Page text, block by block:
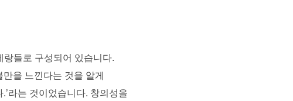
들로 구성되어 있습니다.
을 느낀다는 것을 알게
라는 것이었습니다. 창의성을